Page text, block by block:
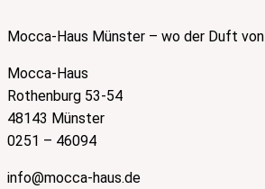
Mocca-Haus Münster – wo der Duft
Mocca-Haus
Rothenburg 53-54
48143 Münster
0251 – 46094
info@mocca-haus.de